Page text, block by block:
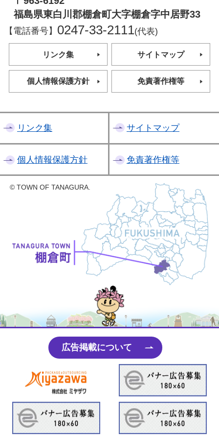
福島県東白川郡棚倉町大字棚倉字中居野33
【電話番号】 0247-33-2111(代表)
リンク集 サイトマップ
個人情報保護方針 免責著作権等
リンク集 サイトマップ
個人情報保護方針 免責著作権等
© TOWN OF TANAGURA.
広告掲載について